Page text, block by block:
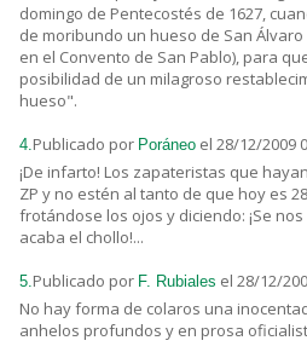
domingo de Pentecostés de 1627,
de moribundo un hueso de San
en el Convento de San Pablo), para
posibilidad de un milagroso
hueso".
4.Publicado por Poráneo el 28/12/2009
¡De infarto! Los zapateristas que
ZP y no estén al tanto de que hoy es
frotándose los ojos y diciendo: ¡Se nos
acaba el chollo!...
5.Publicado por F. Rubiales el 28/12/
No hay forma de colaros una
anhelos profundos y en prosa